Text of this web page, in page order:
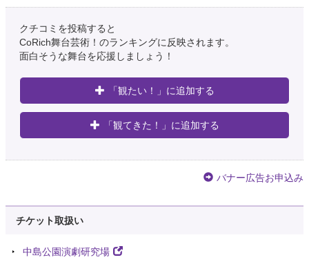
クチコミを投稿すると
CoRich舞台芸術！のランキングに反映されます。
面白そうな舞台を応援しましょう！
「観たい！」に追加する
「観てきた！」に追加する
バナー広告お申込み
チケット取扱い
中島公園演劇研究場